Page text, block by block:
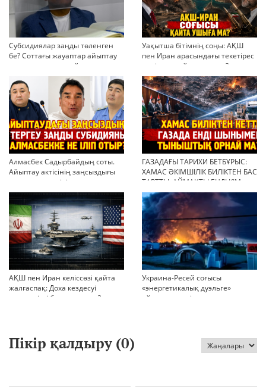
Субсидиялар заңды төленген
бе? Соттағы жауаптар айыптау
тұжырымдарын қайта қарауға
негіз бола ала ма?
Уақытша бітімнің соңы: АҚШ
пен Иран арасындағы текетірес
неліктен қайта ушықты?
Алмасбек Садырбайдың соты.
Айыптау актісінің заңсыздығы
мен қолдан өсірілген
миллиондар
ГАЗАДАҒЫ ТАРИХИ БЕТБҰРЫС:
ХАМАС ӘКІМШІЛІК БИЛІКТЕН БАС
ТАРТТЫ. АЙМАҚТЫ ЕНДІ КІМ
БАСҚАРАДЫ?
АҚШ пен Иран келіссөзі қайта
жалғаспақ: Доха кездесуі
шиеленісті бәсеңдете ме?
Украина-Ресей соғысы
«энергетикалық дуэльге»
айналып кетті
Пікір қалдыру (0)